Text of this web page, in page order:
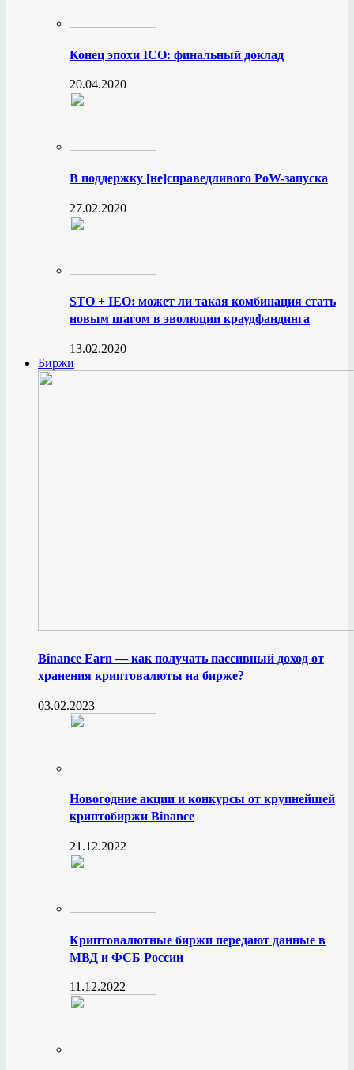
Конец эпохи ICO: финальный доклад
20.04.2020
В поддержку [не]справедливого PoW-запуска
27.02.2020
STO + IEO: может ли такая комбинация стать
новым шагом в эволюции краудфандинга
13.02.2020
Биржи
Binance Earn — как получать пассивный доход от
хранения криптовалюты на бирже?
03.02.2023
Новогодние акции и конкурсы от крупнейшей
криптобиржи Binance
21.12.2022
Криптовалютные биржи передают данные в
МВД и ФСБ России
11.12.2022